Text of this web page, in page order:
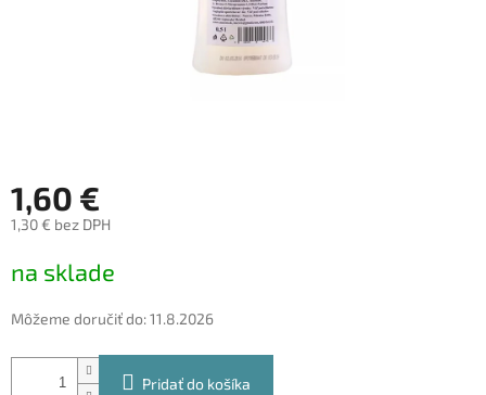
1,60 €
1,30 € bez DPH
cena:
na sklade
Môžeme doručiť do:11.8.2026
Pridať do košíka